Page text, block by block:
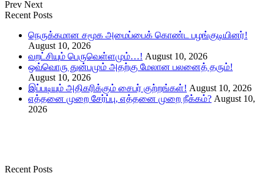
Prev Next
Recent Posts
நெருக்கமான சமூக அமைப்பைக் கொண்ட பழங்குடியினர்!
August 10, 2026
வறட்சியும் பெருவெள்ளமும்…! August 10, 2026
ஒவ்வொரு துன்பமும் அதற்கு மேலான பலனைத் தரும்!
August 10, 2026
இப்படியும் அதிகரிக்கும் சைபர் குற்றங்கள்! August 10, 2026
எத்தனை முறை சேர்ப்பு, எத்தனை முறை நீக்கம்? August 10,
2026
Recent Posts